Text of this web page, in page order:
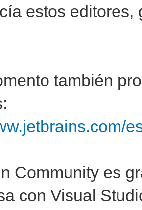
estos editores,
también
Community es
con Visual